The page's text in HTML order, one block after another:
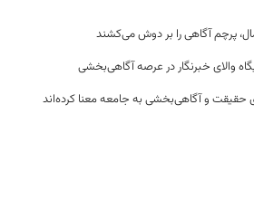
پرچم آگاهی را بر دوش می‌کشند
والای خبرنگار در عرصه آگاهی‌بخشی
و آگاهی‌بخشی به جامعه معنا کرده‌اند